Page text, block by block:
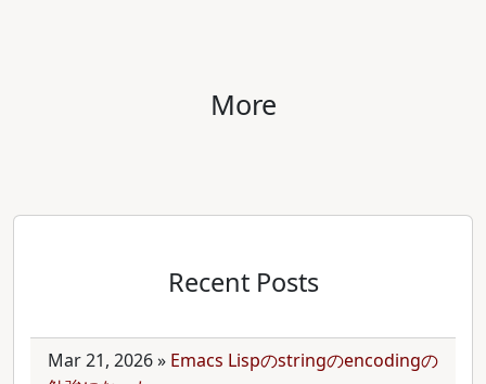
More
Recent Posts
Mar 21, 2026» Emacs Lispのstringのencodingの